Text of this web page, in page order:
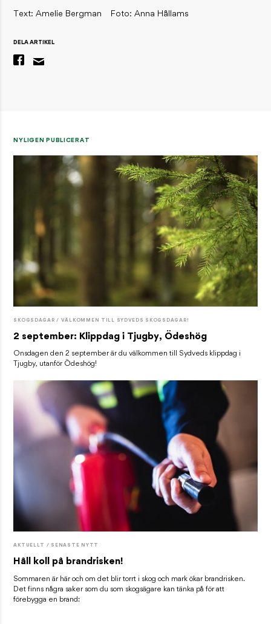
Text: Amelie Bergman Foto: Anna Hållams
DELA ARTIKEL
NYLIGEN PUBLICERAT
SKOGSDAGAR / VÄLKOMMEN TILL SYDVEDS SKOGSDAGAR!
2 september: Klippdag i Tjugby, Ödeshög
Onsdagen den 2 september är du välkommen till Sydveds klippdag i
Tjugby, utanför Ödeshög!
AKTUELLT / SENASTE NYTT
Håll koll på brandrisken!
Sommaren är här och om det blir torrt i skog och mark ökar brandrisken.
Det finns några saker som du som skogsägare kan tänka på för att
förebygga en brand: